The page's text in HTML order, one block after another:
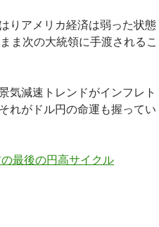
りアメリカ経済は弱った状態
ま次の大統領に手渡されるこ
気減速トレンドがインフレト
れがドル円の命運も握ってい
最後の円高サイクル